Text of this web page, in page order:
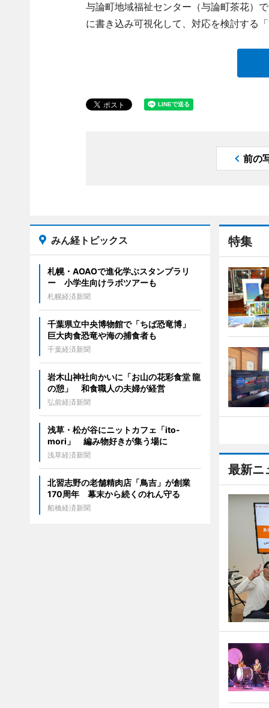
与論町地域福祉センター（与論町茶花）
に書き込み可視化して、対応を検討する
前の
特集
最新ニ
みん経トピックス
札幌・AOAOで進化学ぶスタンプラリ
ー 小学生向けラボツアーも
札幌経済新聞
千葉県立中央博物館で「ちば恐竜博」
巨大肉食恐竜や海の捕食者も
千葉経済新聞
岩木山神社向かいに「お山の花彩食堂 龍
の憩」 和食職人の夫婦が経営
弘前経済新聞
浅草・松が谷にニットカフェ「ito-
mori」 編み物好きが集う場に
浅草経済新聞
北習志野の老舗精肉店「鳥吉」が創業
170周年 幕末から続くのれん守る
船橋経済新聞